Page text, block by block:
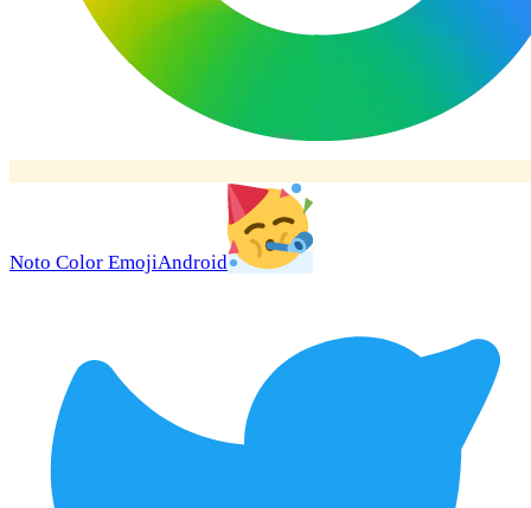
Noto Color EmojiAndroid